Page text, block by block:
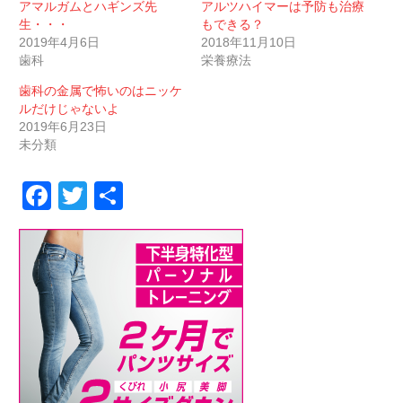
アマルガムとハギンズ先
生・・・
2019年4月6日
歯科
アルツハイマーは予防も治療
もできる？
2018年11月10日
栄養療法
歯科の金属で怖いのはニッケ
ルだけじゃないよ
2019年6月23日
未分類
Facebook
Twitter
有